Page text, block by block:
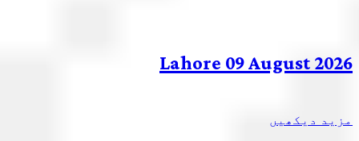
Lahore 09 August 2026
مزید دیکھیں